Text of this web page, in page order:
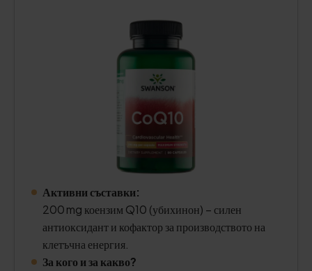
Активни съставки:
200 mg коензим Q10 (убихинон) – силен
антиоксидант и кофактор за производството на
клетъчна енергия.
За кого и за какво?